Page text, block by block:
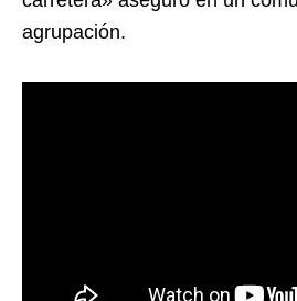
agrupación.